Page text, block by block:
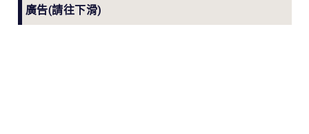
廣告(請往下滑)